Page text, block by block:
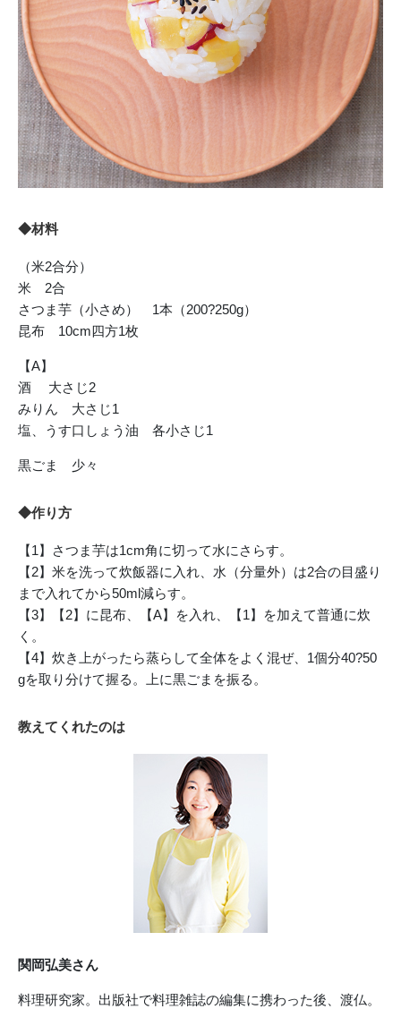
◆材料
（米2合分）
米 2合
さつま芋（小さめ） 1本（200?250g）
昆布 10cm四方1枚
【A】
酒 大さじ2
みりん 大さじ1
塩、うす口しょう油 各小さじ1
黒ごま 少々
◆作り方
【1】さつま芋は1cm角に切って水にさらす。
【2】米を洗って炊飯器に入れ、水（分量外）は2合の目盛り
まで入れてから50ml減らす。
【3】【2】に昆布、【A】を入れ、【1】を加えて普通に炊
く。
【4】炊き上がったら蒸らして全体をよく混ぜ、1個分40?50
gを取り分けて握る。上に黒ごまを振る。
教えてくれたのは
関岡弘美さん
料理研究家。出版社で料理雑誌の編集に携わった後、渡仏。